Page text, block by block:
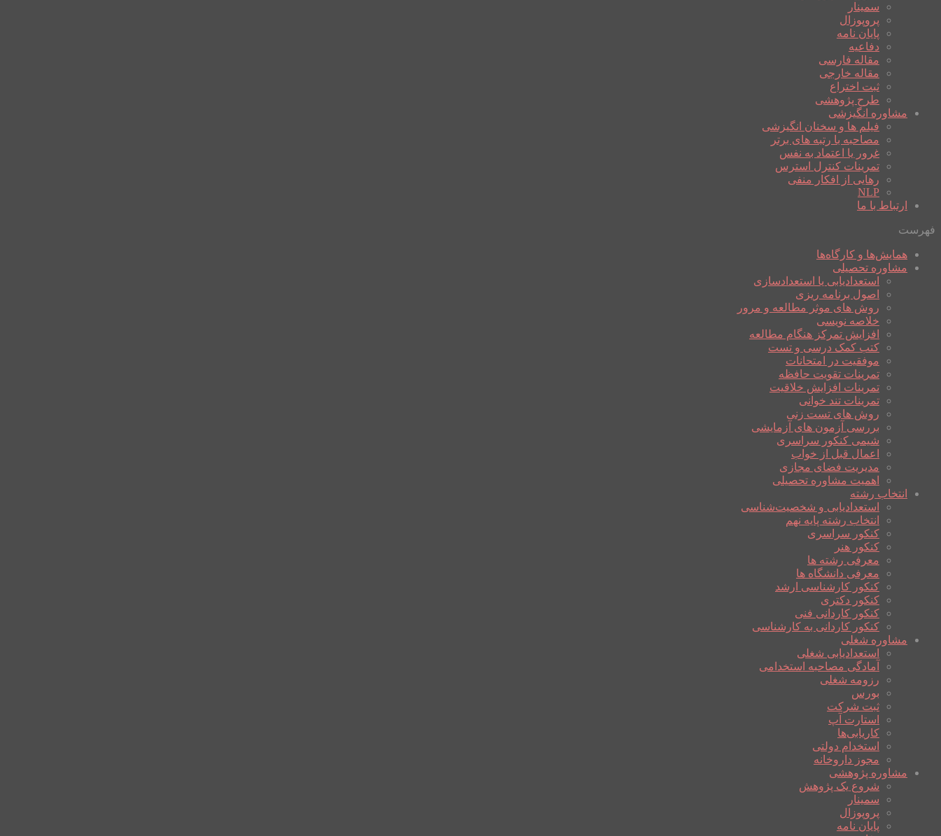
سمینار
پروپوزال
پایان نامه
دفاعیه
مقاله فارسی
مقاله خارجی
ثبت اختراع
طرح پژوهشی
مشاوره انگیزشی
فیلم ها و سخنان انگیزشی
مصاحبه با رتبه های برتر
غرور یا اعتماد به نفس
تمرینات کنترل استرس
رهایی از افکار منفی
NLP
ارتباط با ما
فهرست
همایش‌ها و کارگاه‌ها
مشاوره تحصیلی
استعدادیابی یا استعدادسازی
اصول برنامه ریزی
روش های موثر مطالعه و مرور
خلاصه نویسی
افزایش تمرکز هنگام مطالعه
کتب کمک درسی و تست
موفقیت در امتحانات
تمرینات تقویت حافظه
تمرینات افزایش خلاقیت
تمرینات تند خوانی
روش های تست زنی
بررسی آزمون های آزمایشی
شیمی کنکور سراسری
اعمال قبل از خواب
مدیریت فضای مجازی
اهمیت مشاوره تحصیلی
انتخاب رشته
استعدادیابی و شخصیت‌شناسی
انتخاب رشته پایه نهم
کنکور سراسری
کنکور هنر
معرفی رشته ها
معرفی دانشگاه ها
کنکور کارشناسی ارشد
کنکور دکتری
کنکور کاردانی فنی
کنکور کاردانی به کارشناسی
مشاوره شغلی
استعدادیابی شغلی
آمادگی مصاحبه استخدامی
رزومه شغلی
بورس
ثبت شرکت
استارت آپ
کاریابی‌ها
استخدام دولتی
مجوز داروخانه
مشاوره پژوهشی
شروع یک پژوهش
سمینار
پروپوزال
پایان نامه